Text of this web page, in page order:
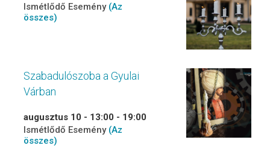
Ismétlődő Esemény (Az
összes)
Szabadulószoba a Gyulai
Várban
augusztus 10 - 13:00 - 19:00
Ismétlődő Esemény (Az
összes)